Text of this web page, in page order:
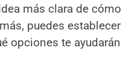
más clara de cómo
puedes establecer
opciones te ayudarán